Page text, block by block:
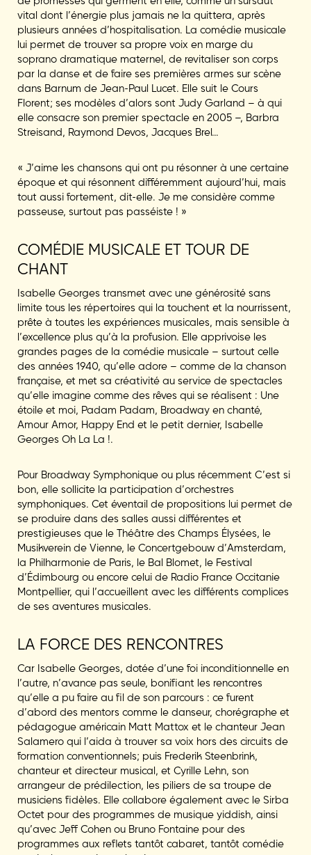
vital dont l’énergie plus jamais ne la quittera, après
plusieurs années d’hospitalisation. La comédie musicale
lui permet de trouver sa propre voix en marge du
soprano dramatique maternel, de revitaliser son corps
par la danse et de faire ses premières armes sur scène
dans Barnum de Jean­-Paul Lucet. Elle suit le Cours
Florent; ses modèles d’alors sont Judy Garland – à qui
elle consacre son premier spectacle en 2005 –, Barbra
Streisand, Raymond Devos, Jacques Brel…
« J’aime les chansons qui ont pu résonner à une certaine
époque et qui résonnent différemment aujourd’hui, mais
tout aussi fortement, dit­-elle. Je me considère comme
passeuse, surtout pas passéiste ! »
COMÉDIE MUSICALE ET TOUR DE
CHANT
Isabelle Georges transmet avec une générosité sans
limite tous les répertoires qui la touchent et la nourrissent,
prête à toutes les expériences musicales, mais sensible à
l’excellence plus qu’à la profusion. Elle apprivoise les
grandes pages de la comédie musicale – surtout celle
des années 1940, qu’elle adore – comme de la chanson
française, et met sa créativité au service de spectacles
qu’elle imagine comme des rêves qui se réalisent : Une
étoile et moi, Padam Padam, Broadway en chanté,
Amour Amor, Happy End et le petit dernier, Isabelle
Georges Oh La La !.
Pour Broadway Symphonique ou plus récemment C’est si
bon, elle sollicite la participation d’orchestres
symphoniques. Cet éventail de propositions lui permet de
se produire dans des salles aussi différentes et
prestigieuses que le Théâtre des Champs ­Élysées, le
Musikverein de Vienne, le Concertgebouw d’Amsterdam,
la Philharmonie de Paris, le Bal Blomet, le Festival
d’Édimbourg ou encore celui de Radio France Occitanie
Montpellier, qui l’accueillent avec les différents complices
de ses aventures musicales.
LA FORCE DES RENCONTRES
Car Isabelle Georges, dotée d’une foi inconditionnelle en
l’autre, n’avance pas seule, bonifiant les rencontres
qu’elle a pu faire au fil de son parcours : ce furent
d’abord des mentors comme le danseur, chorégraphe et
pédagogue américain Matt Mattox et le chanteur Jean
Salamero qui l’aida à trouver sa voix hors des circuits de
formation conventionnels; puis Frederik Steenbrink,
chanteur et directeur musical, et Cyrille Lehn, son
arrangeur de prédilection, les piliers de sa troupe de
musiciens fidèles. Elle collabore également avec le Sirba
Octet pour des programmes de musique yiddish, ainsi
qu’avec Jeff Cohen ou Bruno Fontaine pour des
programmes aux reflets tantôt cabaret, tantôt comédie